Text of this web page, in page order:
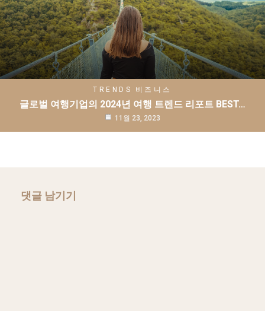
TRENDS 비즈니스
글로벌 여행기업의 2024년 여행 트렌드 리포트 BEST…
11월 23, 2023
댓글 남기기